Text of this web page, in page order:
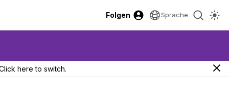
Folgen Sprache
here to switch.